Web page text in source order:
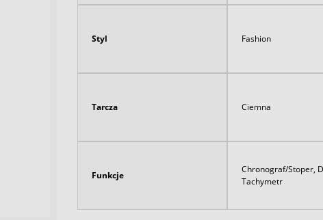
Styl Fashion
Tarcza Ciemna
Funkcje
Chronograf/Stoper,
Tachymetr